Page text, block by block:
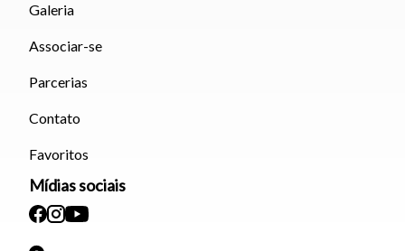
Galeria
Associar-se
Parcerias
Contato
Favoritos
Mídias sociais